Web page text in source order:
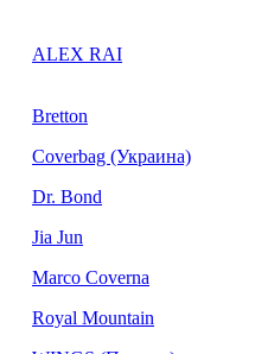
ALEX RAI
Bretton
Coverbag (Украина)
Dr. Bond
Jia Jun
Marco Coverna
Royal Mountain